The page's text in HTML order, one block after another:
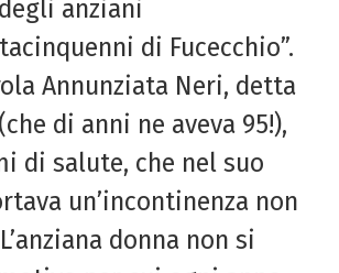
anziani
di Fucecchio”.
Annunziata Neri, detta
di anni ne aveva 95!),
di salute, che nel suo
un’incontinenza non
donna non si